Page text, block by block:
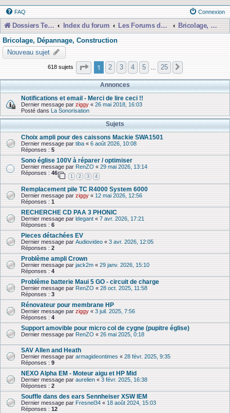
FAQ Connexion
Dossiers Techniques Index du forum Les Forums de Discussions
Bricolage, Dépannage, Construction
Bricolage, Dépannage, Construction
Nouveau sujet
618 sujets Page 1sur25
1 2 3 4 5 25
Annonces
Notifications et email - Merci de lire ceci !!
Dernier message par ziggy « 26 mai 2018, 16:03
Posté dans La Sonorisation
Sujets
Choix ampli pour des caissons Mackie SWA1501
Dernier message par tiba « 6 août 2026, 10:08
Réponses : 5
Sono église 100V à réparer / optimiser
Dernier message par RenZO « 29 mai 2026, 13:14
Réponses : 46
1 2 3 4
Remplacement pile TC R4000 System 6000
Dernier message par ziggy « 12 mai 2026, 12:56
Réponses : 1
RECHERCHE CD PAA 3 PHONIC
Dernier message par ldegant « 7 avr. 2026, 17:21
Réponses : 6
Pieces détachées EV
Dernier message par Audiovideo « 3 avr. 2026, 12:05
Réponses : 2
Problème ampli Crown
Dernier message par jack2m « 29 janv. 2026, 15:10
Réponses : 4
Problème batterie Maui 5 GO - circuit de charge
Dernier message par RenZO « 28 oct. 2025, 11:58
Réponses : 3
Rénovateur pour membrane HP
Dernier message par ziggy « 3 juil. 2025, 7:56
Réponses : 4
Support amovible pour micro col de cygne (pupitre église)
Dernier message par RenZO « 26 mai 2025, 0:18
SAV Allen and Heath
Dernier message par armagideontimes « 28 févr. 2025, 9:35
Réponses : 9
NEXO Alpha EM - Moteur aigu et HP Mid
Dernier message par aurelien « 3 févr. 2025, 16:38
Réponses : 2
Souffle dans des ears Sennheiser XSW IEM
Dernier message par Fresnel34 « 18 août 2024, 15:03
Réponses : 12